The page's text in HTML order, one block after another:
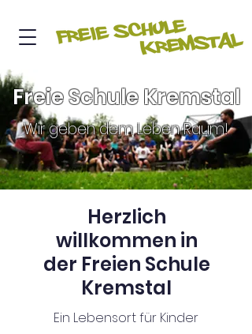
Freie Schule Kremstal
Wir geben dem Leben Raum!
Herzlich
willkommen in
der Freien Schule
Kremstal
Ein Lebensort für Kinder